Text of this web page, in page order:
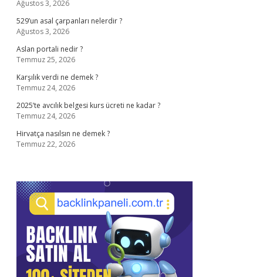
Ağustos 3, 2026
529’un asal çarpanları nelerdir ?
Ağustos 3, 2026
Aslan portali nedir ?
Temmuz 25, 2026
Karşılık verdi ne demek ?
Temmuz 24, 2026
2025’te avcılık belgesi kurs ücreti ne kadar ?
Temmuz 24, 2026
Hirvatça nasılsın ne demek ?
Temmuz 22, 2026